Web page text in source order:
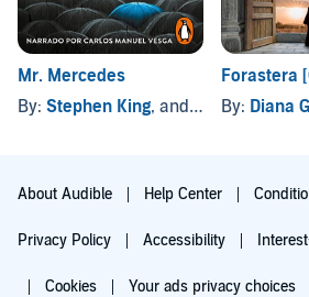
Mr. Mercedes
By: Stephen King, and others
Forastera
By: Diana
About Audible Help Center
Privacy Policy Accessibility
Cookies Your ads privacy choices